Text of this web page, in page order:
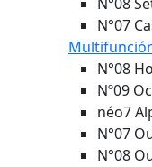
N°07
N°08
Nº09
néo7
N°07
N°08